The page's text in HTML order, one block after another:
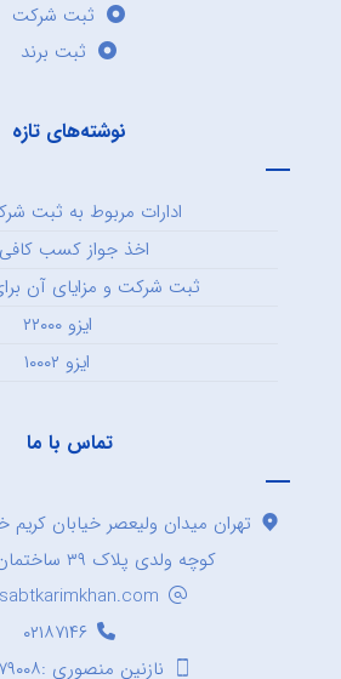
ثبت شرکت
ثبت برند
نوشته‌های تازه
ادارات مربوط به ثبت
اخذ جواز کسب
ثبت شرکت و مزایای آن
ایزو ۲۲۰۰۰
ایزو ۱۰۰۰۲
تماس با ما
تهران میدان ولیعصر خیابان کریم
کوچه ولدی پلاک ۳۹ ساختمان کریم خان
۰۲۱۸۷۱۴۶
نازنین منصوری :۰۹۱۲۸۴۷۹۰۰۸